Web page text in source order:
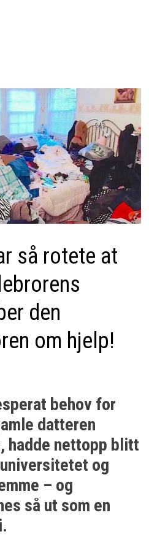
så rotete at
den
om hjelp!
behov for
datteren
hadde nettopp blitt
og
– og
så ut som en